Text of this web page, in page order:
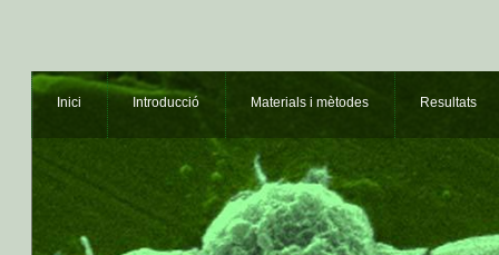
Inici Introducció Materials i mètodes Resultats